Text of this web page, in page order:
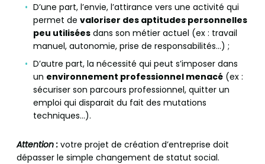
D’une part, l’envie, l’attirance vers une activité qui
permet de valoriser des aptitudes personnelles
peu utilisées dans son métier actuel (ex : travail
manuel, autonomie, prise de responsabilités…) ;
D’autre part, la nécessité qui peut s’imposer dans
un environnement professionnel menacé (ex :
sécuriser son parcours professionnel, quitter un
emploi qui disparait du fait des mutations
techniques…).
Attention : votre projet de création d’entreprise doit
dépasser le simple changement de statut social.